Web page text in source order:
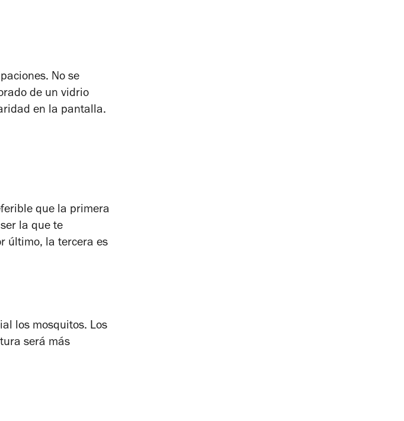
No se
de un vidrio
en la pantalla.
que la primera
la que te
último, la tercera es
los mosquitos. Los
será más